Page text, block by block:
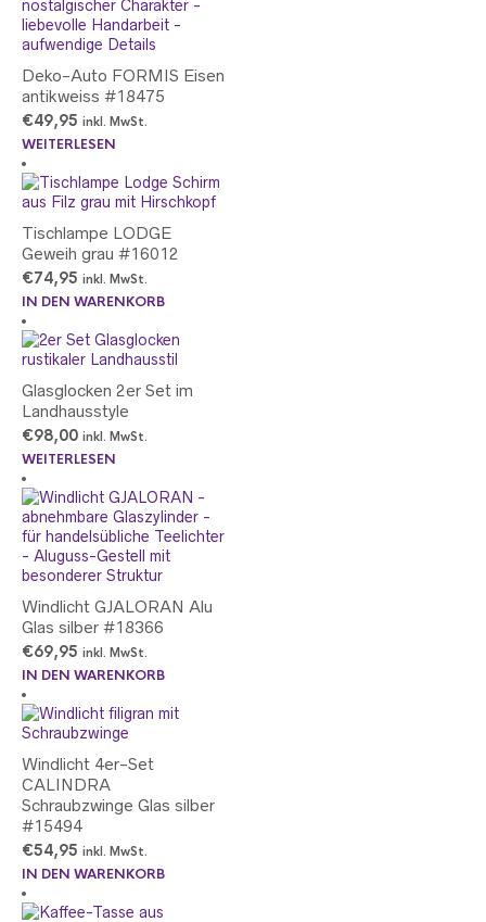
Deko-Auto FORMIS Eisen
antikweiss #18475
€49,95 inkl. MwSt.
WEITERLESEN
Tischlampe LODGE
Geweih grau #16012
€74,95 inkl. MwSt.
IN DEN WARENKORB
Glasglocken 2er Set im
Landhausstyle
€98,00 inkl. MwSt.
WEITERLESEN
Windlicht GJALORAN Alu
Glas silber #18366
€69,95 inkl. MwSt.
IN DEN WARENKORB
Windlicht 4er-Set
CALINDRA
Schraubzwinge Glas silber
#15494
€54,95 inkl. MwSt.
IN DEN WARENKORB